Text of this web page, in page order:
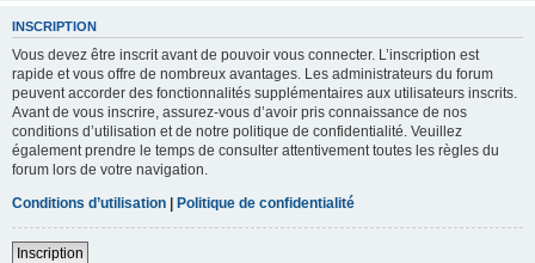
INSCRIPTION
Vous devez être inscrit avant de pouvoir vous connecter. L’inscription est
rapide et vous offre de nombreux avantages. Les administrateurs du forum
peuvent accorder des fonctionnalités supplémentaires aux utilisateurs inscrits.
Avant de vous inscrire, assurez-vous d’avoir pris connaissance de nos
conditions d’utilisation et de notre politique de confidentialité. Veuillez
également prendre le temps de consulter attentivement toutes les règles du
forum lors de votre navigation.
Conditions d’utilisation | Politique de confidentialité
Inscription